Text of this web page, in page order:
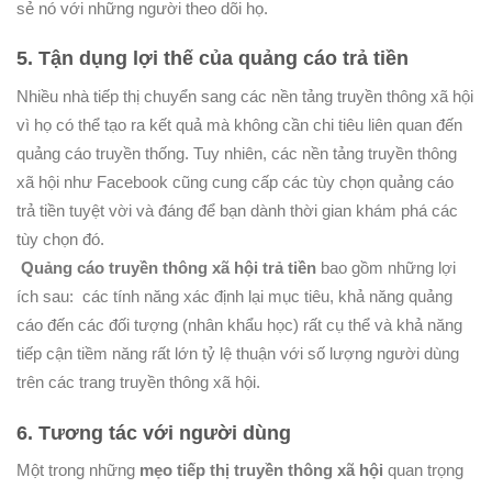
sẻ nó với những người theo dõi họ.
5. Tận dụng lợi thế của quảng cáo trả tiền
Nhiều nhà tiếp thị chuyển sang các nền tảng truyền thông xã hội
vì họ có thể tạo ra kết quả mà không cần chi tiêu liên quan đến
quảng cáo truyền thống. Tuy nhiên, các nền tảng truyền thông
xã hội như Facebook cũng cung cấp các tùy chọn quảng cáo
trả tiền tuyệt vời và đáng để bạn dành thời gian khám phá các
tùy chọn đó.
Quảng cáo truyền thông xã hội trả tiền bao gồm những lợi
ích sau: các tính năng xác định lại mục tiêu, khả năng quảng
cáo đến các đối tượng (nhân khẩu học) rất cụ thể và khả năng
tiếp cận tiềm năng rất lớn tỷ lệ thuận với số lượng người dùng
trên các trang truyền thông xã hội.
6. Tương tác với người dùng
Một trong những mẹo tiếp thị truyền thông xã hội quan trọng